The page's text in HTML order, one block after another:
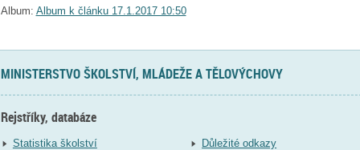
Album: Album k článku 17.1.2017 10:50
MINISTERSTVO ŠKOLSTVÍ, MLÁDEŽE A TĚLOVÝCHOVY
Rejstříky, databáze
Statistika školství
Důležité odkazy